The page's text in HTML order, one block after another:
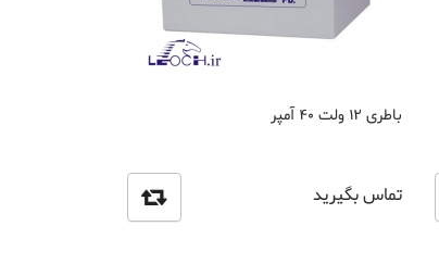
باطری 12 ولت 40 آمپر
تماس بگیرید